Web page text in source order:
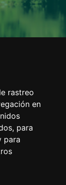
rastreo
en
para
para